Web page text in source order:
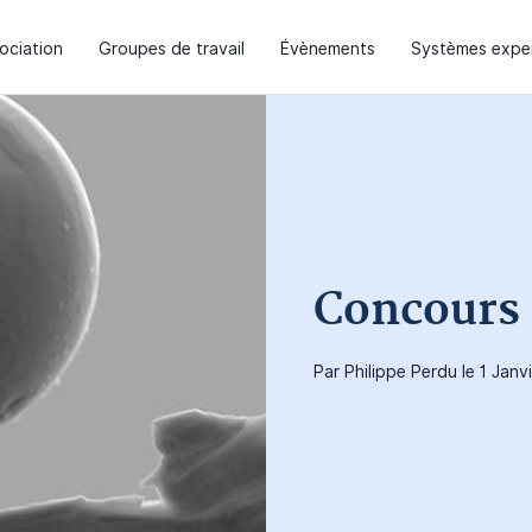
Groupes de travail Évènements Systèmes
Par Philippe Perdu le 1